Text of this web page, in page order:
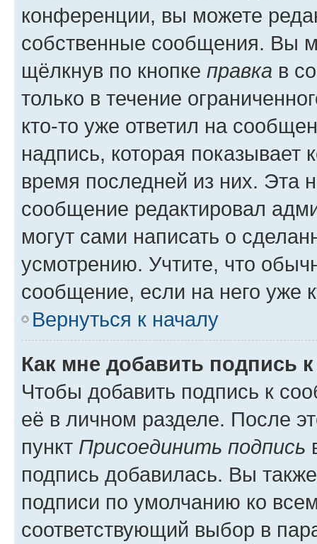
конференции, вы можете
собственные сообщения. Вы
щёлкнув по кнопке правка в
только в течение
кто-то уже ответил на
надпись, которая показывает
время последней из них. Эта
сообщение редактировал
могут сами написать о
усмотрению. Учтите, что
сообщение, если на него уже
Вернуться к началу
Как мне добавить подпись
Чтобы добавить подпись к
её в личном разделе. После
пункт Присоединить подпись
подпись добавилась. Вы
подписи по умолчанию ко
соответствующий выбор в